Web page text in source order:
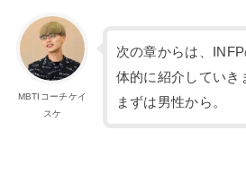
MBTIコーチケイ
スケ
次の章からは、
体的に紹介していき
まずは男性から。